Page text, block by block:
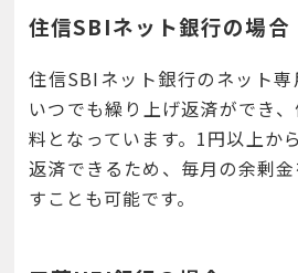
住信SBIネット銀行の場合
住信SBIネット銀行のネット専
いつでも繰り上げ返済ができ
料となっています。1円以上か
返済できるため、毎月の余剰
すことも可能です。